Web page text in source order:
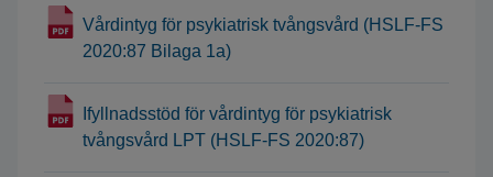
Vårdintyg för psykiatrisk tvångsvård (HSLF-FS
2020:87 Bilaga 1a)
Ifyllnadsstöd för vårdintyg för psykiatrisk
tvångsvård LPT (HSLF-FS 2020:87)